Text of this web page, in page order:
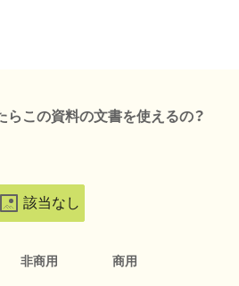
らこの資料の文書を使えるの？
該当なし
非商用 商用